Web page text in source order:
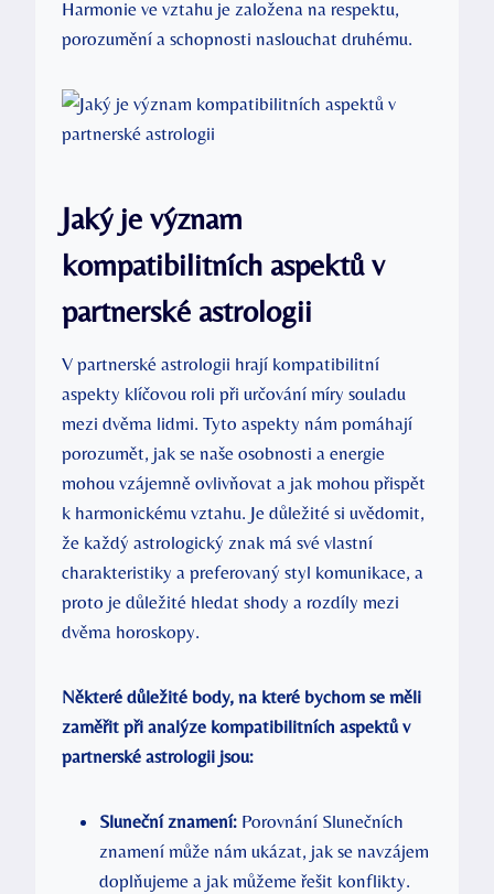
Harmonie ve vztahu je založena na respektu,
porozumění a schopnosti naslouchat druhému.
Jaký je význam
kompatibilitních aspektů v
partnerské astrologii
V partnerské astrologii hrají kompatibilitní
aspekty klíčovou roli při určování míry souladu
mezi dvěma lidmi. Tyto aspekty nám pomáhají
porozumět, jak se naše osobnosti a energie
mohou vzájemně ovlivňovat a jak mohou přispět
k harmonickému vztahu. Je důležité si uvědomit,
že každý astrologický znak má své vlastní
charakteristiky a preferovaný styl komunikace, a
proto je důležité hledat shody a rozdíly mezi
dvěma horoskopy.
Některé důležité body, na které bychom se měli
zaměřit při analýze kompatibilitních aspektů v
partnerské astrologii jsou:
Sluneční znamení: Porovnání Slunečních
znamení může nám ukázat, jak se navzájem
doplňujeme a jak můžeme řešit konflikty.